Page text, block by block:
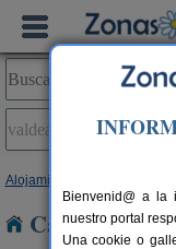
Alojamientos
Casas
Bienvenid@ a la
nuestro portal
Una cookie o